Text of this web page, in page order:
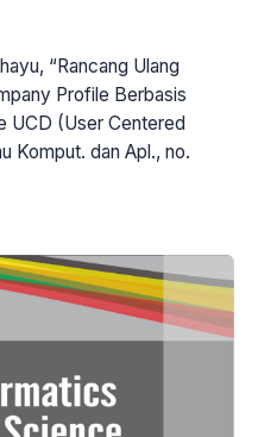
“Rancang Ulang
Profile Berbasis
UCD (User Centered
Komput. dan Apl., no.